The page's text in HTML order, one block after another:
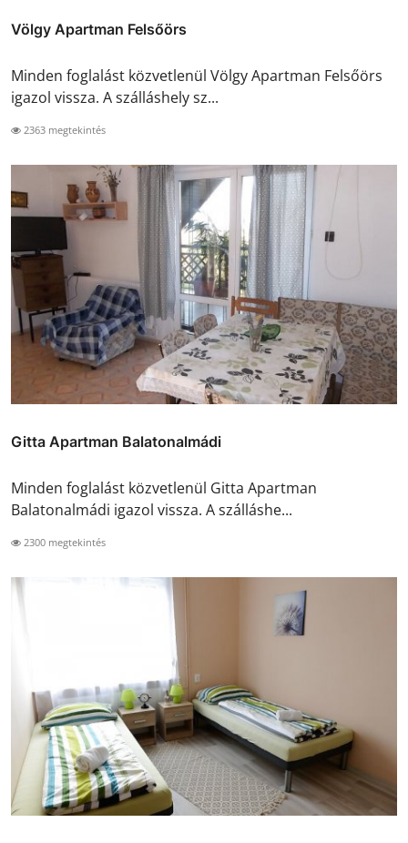
Völgy Apartman Felsőörs
Minden foglalást közvetlenül Völgy Apartman Felsőörs
igazol vissza. A szálláshely sz...
2363 megtekintés
Gitta Apartman Balatonalmádi
Minden foglalást közvetlenül Gitta Apartman
Balatonalmádi igazol vissza. A szálláshe...
2300 megtekintés